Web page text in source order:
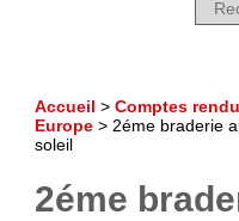
Accueil > Comptes
Europe> 2éme braderie
soleil
2éme